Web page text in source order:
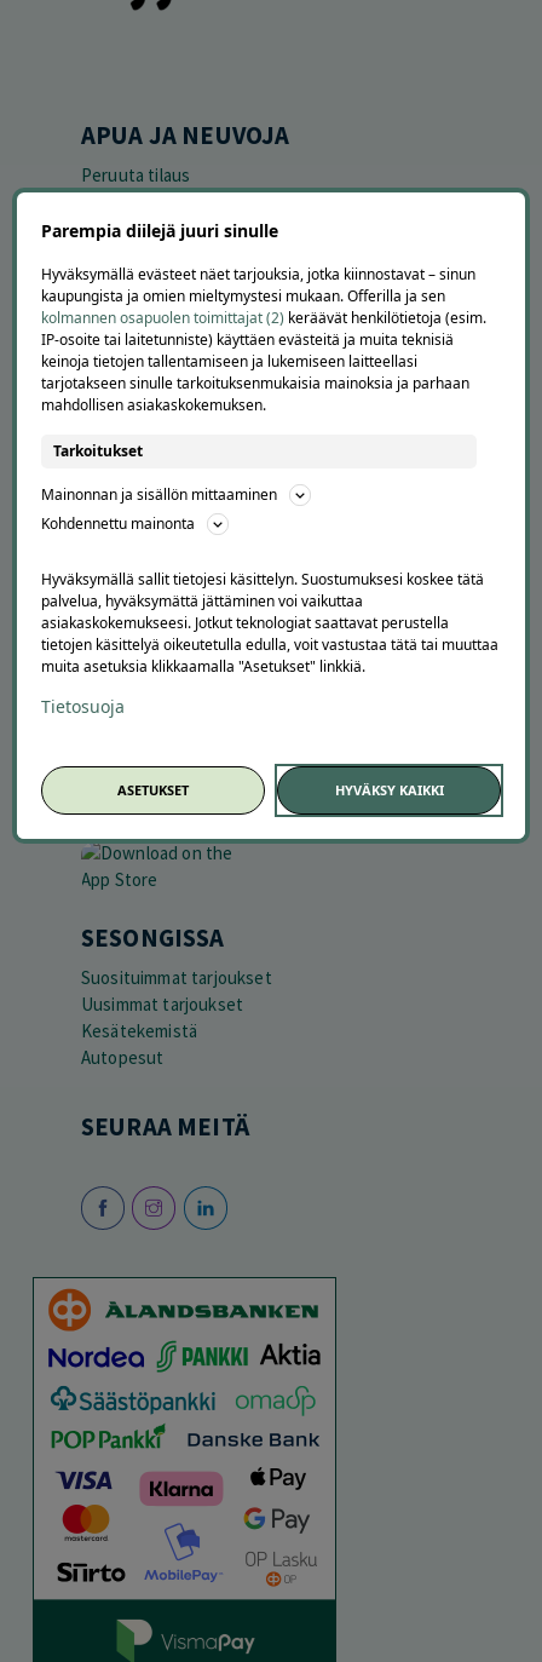
APUA JA NEUVOJA
Peruuta tilaus
Kuinka Offerilla toimii
Suosittele Offerillaa
TUTUSTU MEIHIN
Tietoa meistä
Ajankohtaista
Avoimet työpaikat
YRITYKSILLE
Markkinoi Offerillassa
Vaikuttajayhteistyö
Partneriportaali
LATAA APPI
SESONGISSA
Suosituimmat tarjoukset
Uusimmat tarjoukset
Kesätekemistä
Autopesut
SEURAA MEITÄ
Parempia diilejä juuri sinulle
Hyväksymällä evästeet näet tarjouksia, jotka kiinnostavat – sinun
kaupungista ja omien mieltymystesi mukaan. Offerilla ja sen
kolmannen osapuolen toimittajat (2) keräävät henkilötietoja (esim.
IP-osoite tai laitetunniste) käyttäen evästeitä ja muita teknisiä
keinoja tietojen tallentamiseen ja lukemiseen laitteellasi
tarjotakseen sinulle tarkoituksenmukaisia mainoksia ja parhaan
mahdollisen asiakaskokemuksen.
Tarkoitukset
Mainonnan ja sisällön mittaaminen
Kohdennettu mainonta
Hyväksymällä sallit tietojesi käsittelyn. Suostumuksesi koskee tätä
palvelua, hyväksymättä jättäminen voi vaikuttaa
asiakaskokemukseesi. Jotkut teknologiat saattavat perustella
tietojen käsittelyä oikeutetulla edulla, voit vastustaa tätä tai muuttaa
muita asetuksia klikkaamalla "Asetukset" linkkiä.
Tietosuoja
ASETUKSET HYVÄKSY KAIKKI